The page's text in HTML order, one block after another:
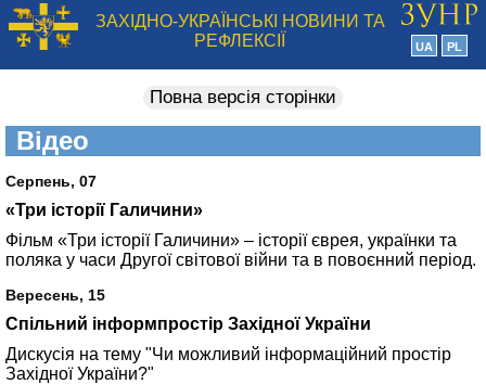
ЗАХІДНО-УКРАЇНСЬКІ НОВИНИ ТА
РЕФЛЕКСІЇ
UA PL
Повна версія сторінки
Відео
Серпень, 07
«Три історії Галичини»
Фільм «Три історії Галичини» – історії єврея, українки та
поляка у часи Другої світової війни та в повоєнний період.
Вересень, 15
Спільний інформпростір Західної України
Дискусія на тему "Чи можливий інформаційний простір
Західної України?"